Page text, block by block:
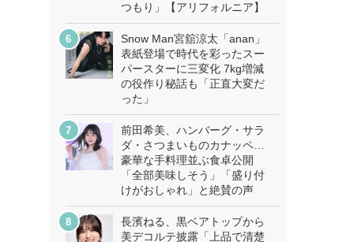
つもり」【アリフォルニア】
Snow Man宮舘涼太「anan」
表紙登場で時代を彩ったスー
パースターに三変化 7kg増減
の役作り秘話も「正直大変だ
った」
前田希美、ハンバーグ・サラ
ダ・さつまいものカナッペ…
豪華な手料理並ぶ食卓公開
「全部美味しそう」「盛り付
けがおしゃれ」と絶賛の声
長濱ねる、黒ベアトップから
美デコルテ披露「上品で清楚